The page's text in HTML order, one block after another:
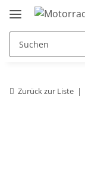
Zurück zur Liste